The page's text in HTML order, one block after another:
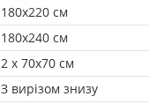
180х220 см
180x240 см
2 х 70х70 см
З вирізом знизу